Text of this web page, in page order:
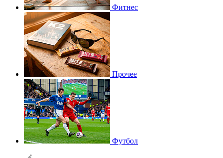
Фитнес
Прочее
Футбол